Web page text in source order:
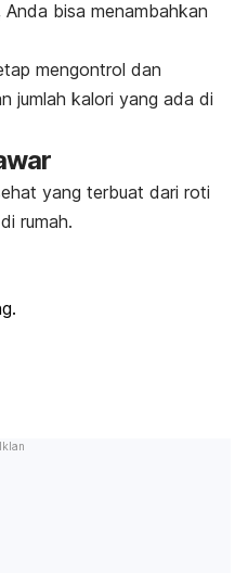
bisa menambahkan
mengontrol dan
jumlah kalori yang ada di
yang terbuat dari roti
rumah.
Iklan